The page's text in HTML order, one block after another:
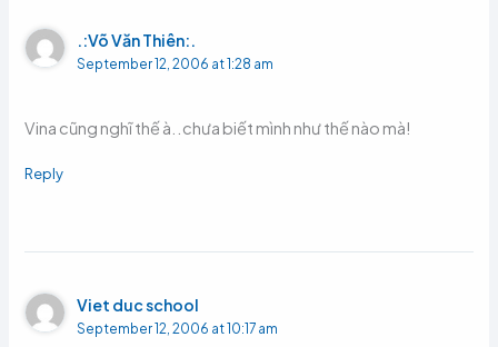
.:Võ Văn Thiên:.
September 12, 2006 at 1:28 am
Vina cũng nghĩ thế à..chưa biết mình như thế nào mà!
Reply
Viet duc school
September 12, 2006 at 10:17 am